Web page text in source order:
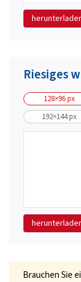
Riesiges
128×96 px
192×144 px
Brauchen Sie